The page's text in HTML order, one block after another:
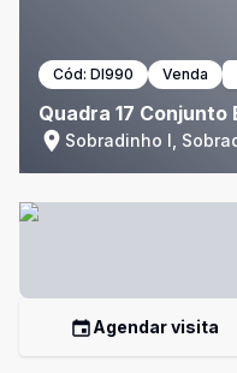
Cód: DI990 Venda
Quadra 17 Conjunto
Sobradinho I,
Agendar visita